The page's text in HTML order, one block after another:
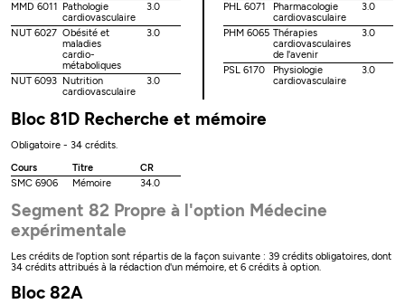
MMD 6011 Pathologie
cardiovasculaire
3.0
NUT 6027 Obésité et
maladies
cardio-
métaboliques
3.0
NUT 6093 Nutrition
cardiovasculaire
3.0
PHL 6071
Pharmacologie
cardiovasculaire
3.0
PHM 6065 Thérapies
cardiovasculaires
de l'avenir
3.0
PSL 6170
Physiologie
cardiovasculaire
3.0
Bloc 81D Recherche et mémoire
Obligatoire - 34 crédits.
Cours
Titre
CR
SMC 6906
Mémoire 34.0
Segment 82 Propre à l'option Médecine
expérimentale
Les crédits de l'option sont répartis de la façon suivante : 39 crédits obligatoires, dont
34 crédits attribués à la rédaction d'un mémoire, et 6 crédits à option.
Bloc 82A